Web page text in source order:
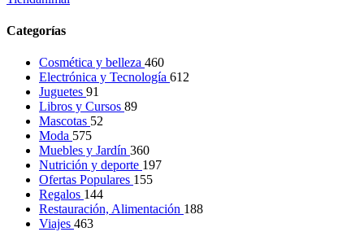
Categorías
Cosmética y belleza 460
Electrónica y Tecnología 612
Juguetes 91
Libros y Cursos 89
Mascotas 52
Moda 575
Muebles y Jardín 360
Nutrición y deporte 197
Ofertas Populares 155
Regalos 144
Restauración, Alimentación 188
Viajes 463